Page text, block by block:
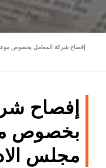
إفصاح شركة المعامل بخصوص
إفصاح
بخصوص
مجلس